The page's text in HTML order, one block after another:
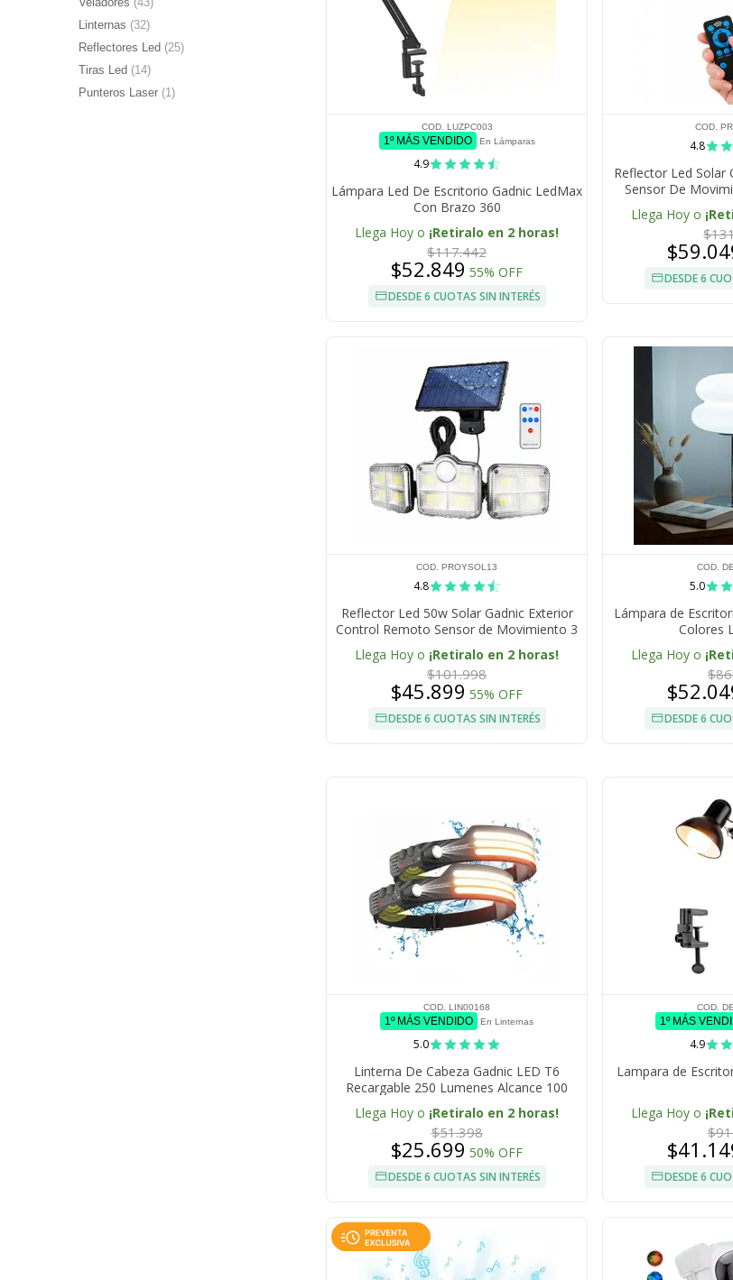
Linternas (32)
Reflectores Led (25)
Tiras Led (14)
Punteros Laser (1)
COD. LUZPC003
1º MÁS VENDIDO En Lámparas
4.9
Lámpara Led De Escritorio Gadnic LedMax
Con Brazo 360
Llega Hoy o ¡Retiralo en 2 horas!
$117.442
$52.849 55% OFF
DESDE 6 CUOTAS SIN INTERÉS
COD.
4.8
Reflector Led Solar
Sensor De
Llega Hoy o
DESDE 6
COD. PROYSOL13
4.8
Reflector Led 50w Solar Gadnic Exterior
Control Remoto Sensor de Movimiento 3
Paneles Ultra Potentes
Llega Hoy o ¡Retiralo en 2 horas!
$101.998
$45.899 55% OFF
DESDE 6 CUOTAS SIN INTERÉS
COD.
5.0
Lámpara de
Colores
Llega Hoy o
DESDE 6
COD. LIN00168
1º MÁS VENDIDO En Linternas
5.0
Linterna De Cabeza Gadnic LED T6
Recargable 250 Lumenes Alcance 100
Metros USB IPX4 Bateria 18650
Llega Hoy o ¡Retiralo en 2 horas!
$51.398
$25.699 50% OFF
DESDE 6 CUOTAS SIN INTERÉS
COD.
1º MÁS
4.9
Lampara de
Llega Hoy o
DESDE 6